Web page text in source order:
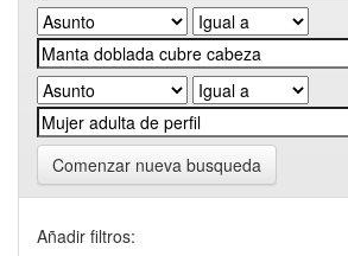
Comenzar nueva busqueda
Añadir filtros: